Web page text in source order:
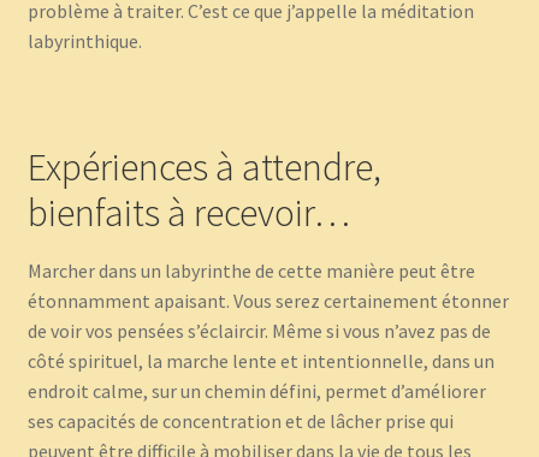
problème à traiter. C’est ce que j’appelle la méditation
labyrinthique.
Expériences à attendre,
bienfaits à recevoir…
Marcher dans un labyrinthe de cette manière peut être
étonnamment apaisant. Vous serez certainement étonner
de voir vos pensées s’éclaircir. Même si vous n’avez pas de
côté spirituel, la marche lente et intentionnelle, dans un
endroit calme, sur un chemin défini, permet d’améliorer
ses capacités de concentration et de lâcher prise qui
peuvent être difficile à mobiliser dans la vie de tous les